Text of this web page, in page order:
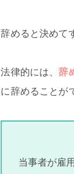
辞めると決めて
法律的には、辞
に辞めることが
当事者が雇